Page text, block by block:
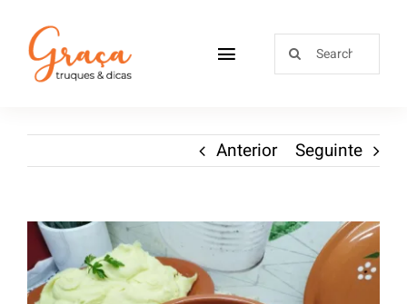
Receitas
Sobre
Loja
Anterior Seguinte